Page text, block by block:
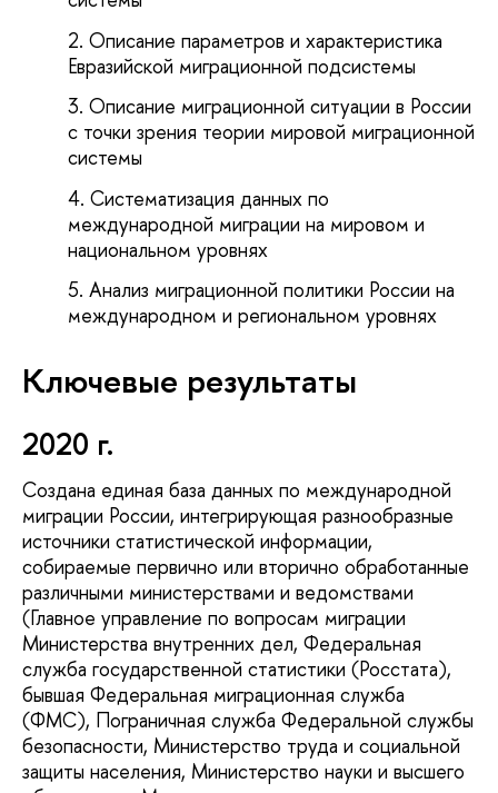
Описание параметров и характеристика
Евразийской миграционной подсистемы
Описание миграционной ситуации в России
с точки зрения теории мировой миграционной
системы
Систематизация данных по
международной миграции на мировом и
национальном уровнях
Анализ миграционной политики России на
международном и региональном уровнях
Ключевые результаты
2020 г.
Создана единая база данных по международной
миграции России, интегрирующая разнообразные
источники статистической информации,
собираемые первично или вторично обработанные
различными министерствами и ведомствами
(Главное управление по вопросам миграции
Министерства внутренних дел, Федеральная
служба государственной статистики (Росстата),
бывшая Федеральная миграционная служба
(ФМС), Пограничная служба Федеральной службы
безопасности, Министерство труда и социальной
защиты населения, Министерство науки и высшего